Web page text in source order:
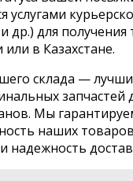
услугами
др.) для получения
или в Казахстане.
склада —
Мы
наших
надежность